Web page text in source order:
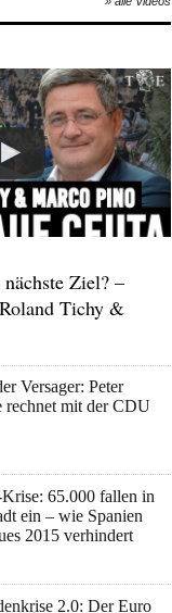
Ziel? –
Tichy &
Versager: Peter
rechnet mit der CDU
Krise: 65.000 fallen in
ein – wie Spanien
2015 verhindert
2.0: Der Euro